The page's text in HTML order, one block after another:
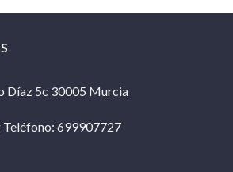
Díaz 5c 30005 Murcia
Teléfono: 699907727